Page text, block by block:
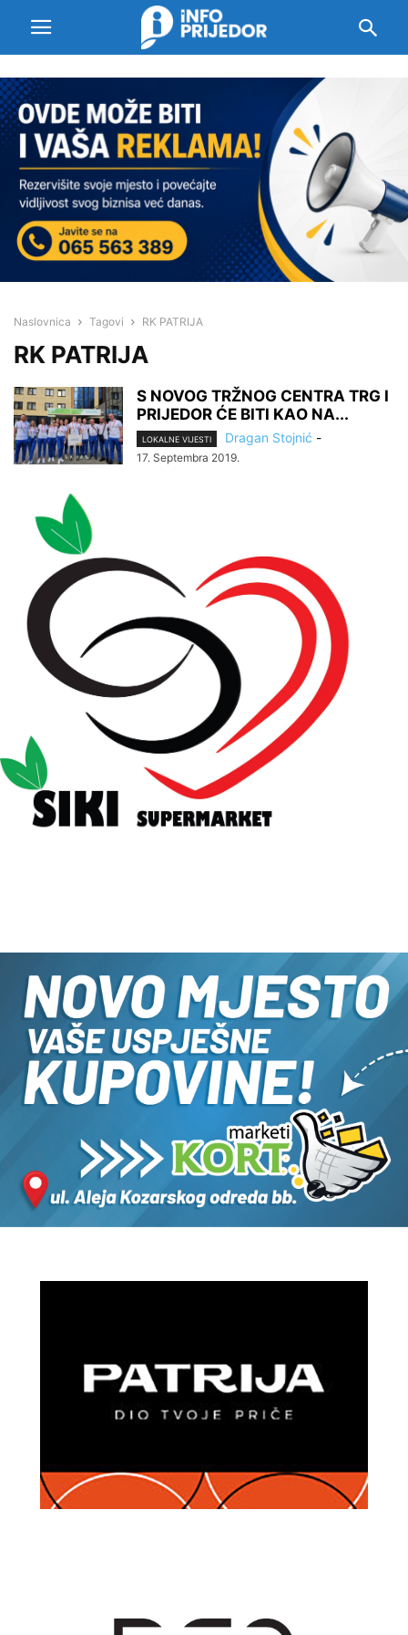
Naslovnica Tagovi RK PATRIJA
RK PATRIJA
S NOVOG TRŽNOG CENTRA TRG I
PRIJEDOR ĆE BITI KАO NA...
LOKALNE VIJESTI Dragan Stojnić -
17. Septembra 2019.